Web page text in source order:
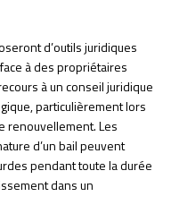
d’outils juridiques
à des propriétaires
à un conseil juridique
particulièrement lors
renouvellement. Les
d’un bail peuvent
pendant toute la durée
dans un